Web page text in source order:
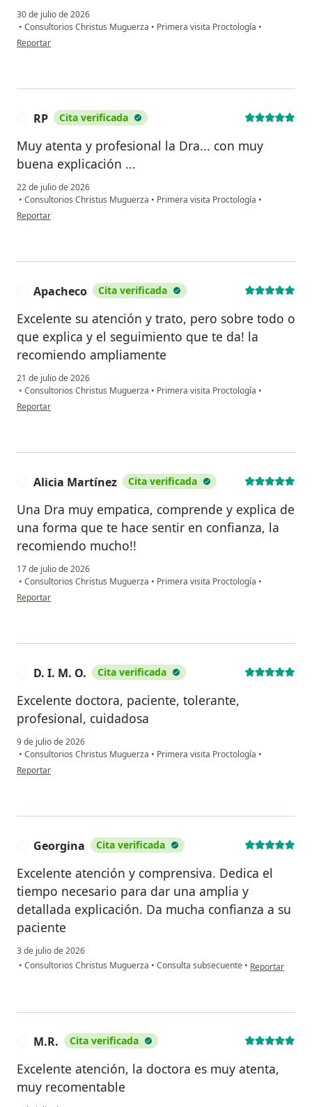
30 de julio de 2026
• Consultorios Christus Muguerza • Primera visita Proctología •
en opinión del usuario Abby
Reportar
RP Cita verificada
Muy atenta y profesional la Dra... con muy
buena explicación ...
22 de julio de 2026
• Consultorios Christus Muguerza • Primera visita Proctología •
en opinión del usuario RP
Reportar
Apacheco Cita verificada
Excelente su atención y trato, pero sobre todo o
que explica y el seguimiento que te da! la
recomiendo ampliamente
21 de julio de 2026
• Consultorios Christus Muguerza • Primera visita Proctología •
en opinión del usuario Apacheco
Reportar
Alicia Martínez Cita verificada
Una Dra muy empatica, comprende y explica de
una forma que te hace sentir en confianza, la
recomiendo mucho!!
17 de julio de 2026
• Consultorios Christus Muguerza • Primera visita Proctología •
en opinión del usuario Alicia Martínez
Reportar
D. I. M. O. Cita verificada
Excelente doctora, paciente, tolerante,
profesional, cuidadosa
9 de julio de 2026
• Consultorios Christus Muguerza • Primera visita Proctología •
en opinión del usuario D. I. M. O.
Reportar
Georgina Cita verificada
Excelente atención y comprensiva. Dedica el
tiempo necesario para dar una amplia y
detallada explicación. Da mucha confianza a su
paciente
3 de julio de 2026
• Consultorios Christus Muguerza • Consulta subsecuente • en opinión del
Reportar
M.R. Cita verificada
Excelente atención, la doctora es muy atenta,
muy recomentable